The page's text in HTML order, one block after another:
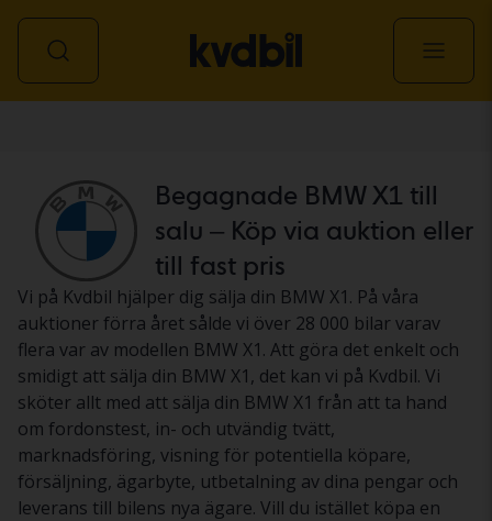
Begagnade BMW X1 till
salu – Köp via auktion eller
till fast pris
Vi på Kvdbil hjälper dig sälja din BMW X1. På våra
auktioner förra året sålde vi över 28 000 bilar varav
flera var av modellen BMW X1. Att göra det enkelt och
smidigt att sälja din BMW X1, det kan vi på Kvdbil. Vi
sköter allt med att sälja din BMW X1 från att ta hand
om fordonstest, in- och utvändig tvätt,
marknadsföring, visning för potentiella köpare,
försäljning, ägarbyte, utbetalning av dina pengar och
leverans till bilens nya ägare. Vill du istället köpa en